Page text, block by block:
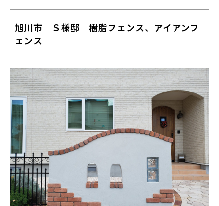
旭川市 Ｓ様邸 樹脂フェンス、アイアンフ
ェンス